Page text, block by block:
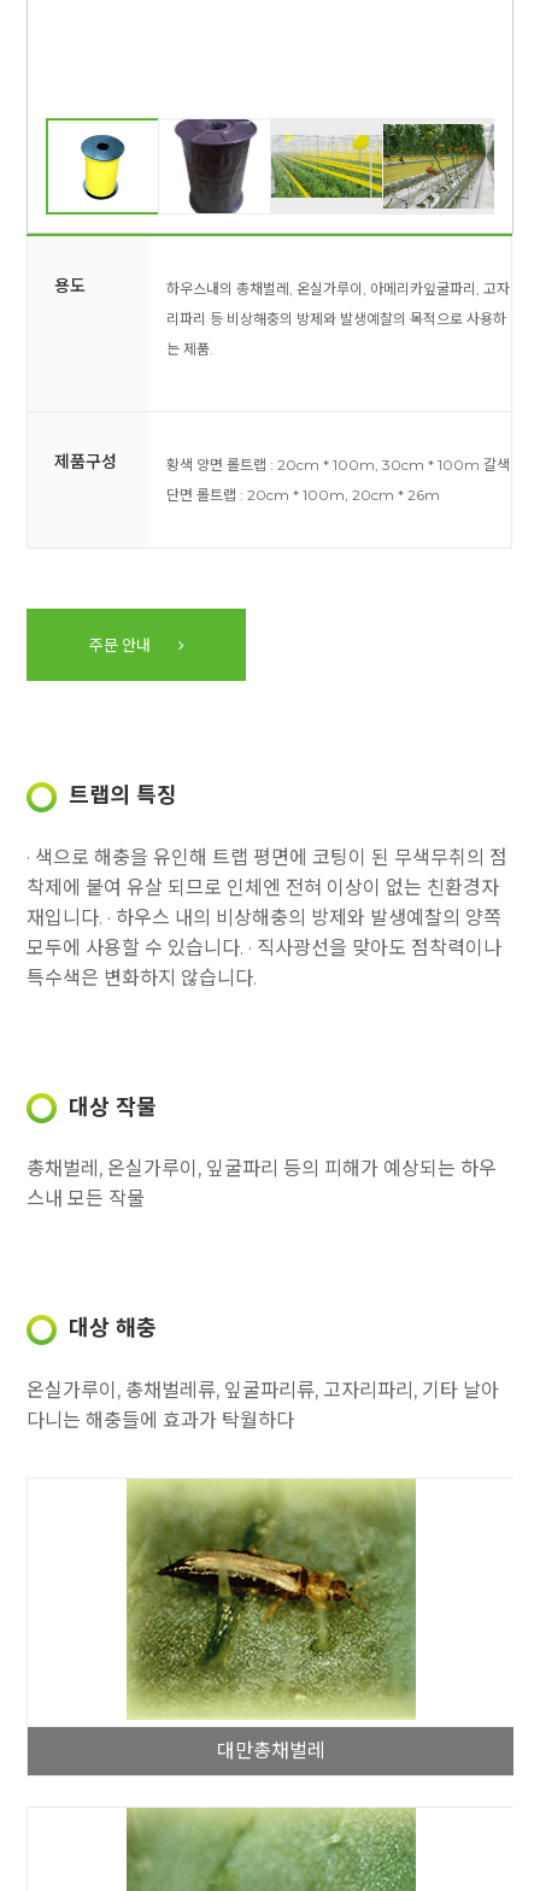
용도 하우스내의 총채벌레, 온실가루이, 아메리카잎굴파리, 고자
리파리 등 비상해충의 방제와 발생예찰의 목적으로 사용하
는 제품.
제품구성 황색 양면 롤트랩 : 20cm * 100m, 30cm * 100m 갈색
단면 롤트랩 : 20cm * 100m, 20cm * 26m
주문 안내
트랩의 특징
· 색으로 해충을 유인해 트랩 평면에 코팅이 된 무색무취의 점
착제에 붙여 유살 되므로 인체엔 전혀 이상이 없는 친환경자
재입니다. · 하우스 내의 비상해충의 방제와 발생예찰의 양쪽
모두에 사용할 수 있습니다. · 직사광선을 맞아도 점착력이나
특수색은 변화하지 않습니다.
대상 작물
총채벌레, 온실가루이, 잎굴파리 등의 피해가 예상되는 하우
스내 모든 작물
대상 해충
온실가루이, 총채벌레류, 잎굴파리류, 고자리파리, 기타 날아
다니는 해충들에 효과가 탁월하다
대만총채벌레